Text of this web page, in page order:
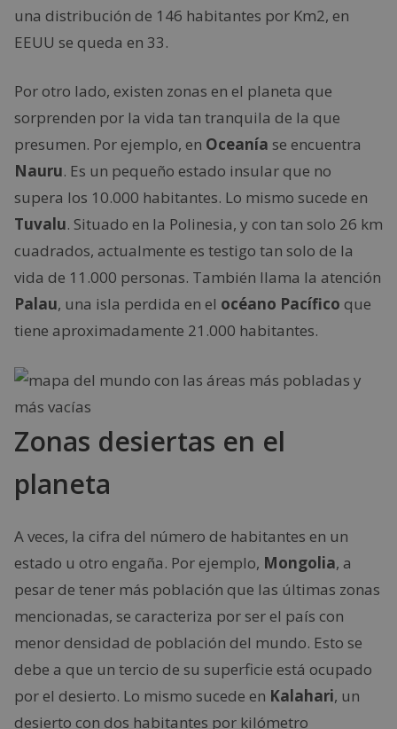
una distribución de 146 habitantes por Km2, en
EEUU se queda en 33.
Por otro lado, existen zonas en el planeta que
sorprenden por la vida tan tranquila de la que
presumen. Por ejemplo, en Oceanía se encuentra
Nauru. Es un pequeño estado insular que no
supera los 10.000 habitantes. Lo mismo sucede en
Tuvalu. Situado en la Polinesia, y con tan solo 26 km
cuadrados, actualmente es testigo tan solo de la
vida de 11.000 personas. También llama la atención
Palau, una isla perdida en el océano Pacífico que
tiene aproximadamente 21.000 habitantes.
Zonas desiertas en el
planeta
A veces, la cifra del número de habitantes en un
estado u otro engaña. Por ejemplo, Mongolia, a
pesar de tener más población que las últimas zonas
mencionadas, se caracteriza por ser el país con
menor densidad de población del mundo. Esto se
debe a que un tercio de su superficie está ocupado
por el desierto. Lo mismo sucede en Kalahari, un
desierto con dos habitantes por kilómetro